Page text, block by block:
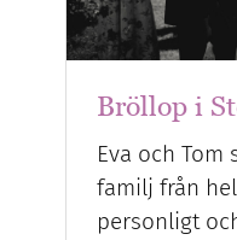
Bröllop i
Eva och Tom
familj från
personligt